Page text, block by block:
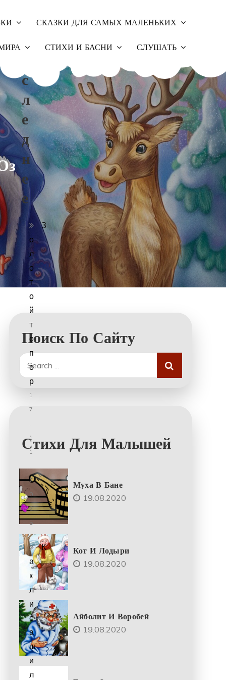
СКАЗКИ ДЛЯ САМЫХ МАЛЕНЬКИХ
СТИХИ И БАСНИ СЛУШАТЬ
Поиск По Сайту
Search
for:
Стихи Для Малышей
Муха В Бане
19.08.2020
Кот И Лодыри
19.08.2020
Айболит И Воробей
19.08.2020
С
Л
Е
Д
Н
Е
Е
З
о
л
о
т
о
й
т
о
п
о
р
1
7
.
1
1
.
2
0
2
5
К
а
к
л
и
с
а
ш
и
л